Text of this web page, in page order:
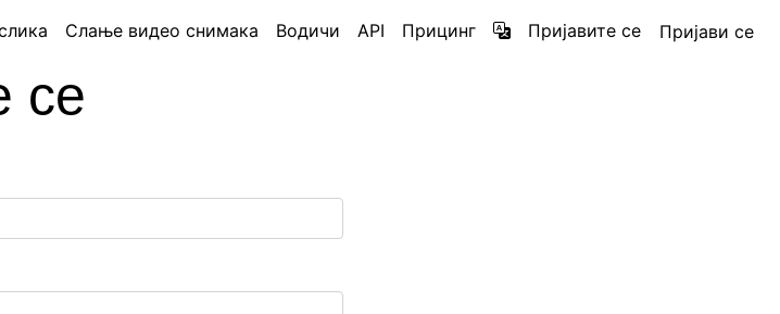
Слање видео снимака Водичи API Прицинг Пријавите се Пријави се
се